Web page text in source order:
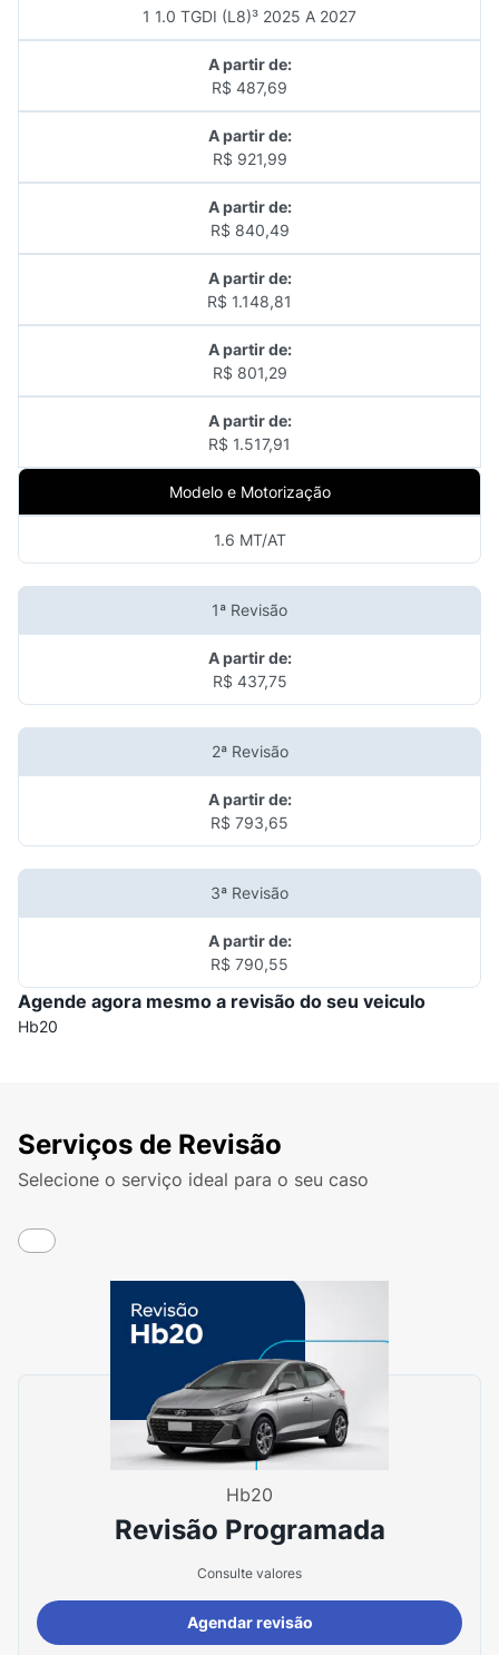
Modelo e Motorização
1ª Revisão
2ª Revisão
3ª Revisão
1.6 MT/AT
A partir de:
R$ 437,75
A partir de:
R$ 793,65
A partir de:
R$ 790,55
1 1.0 TGDI (L8)³ 2025 A 2027
A partir de:
R$ 487,69
A partir de:
R$ 921,99
A partir de:
R$ 840,49
A partir de:
R$ 1.148,81
A partir de:
R$ 801,29
A partir de:
R$ 1.517,91
Agende agora mesmo a revisão do seu veiculo
Hb20
Serviços de Revisão
Selecione o serviço ideal para o seu caso
Hb20
Revisão Programada
Consulte valores
Agendar revisão